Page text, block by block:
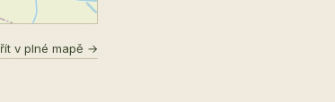
v plné mapě →